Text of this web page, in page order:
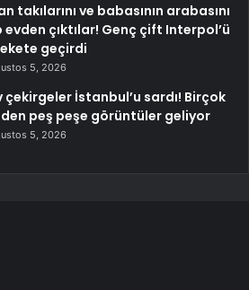
takılarını ve babasının arabasını
evden çıktılar! Genç çift Interpol’ü
geçirdi
5, 2026
çekirgeler İstanbul’u sardı! Birçok
peş peşe görüntüler geliyor
5, 2026